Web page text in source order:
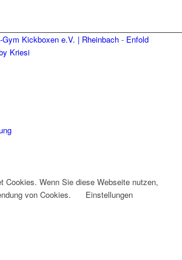
Gym Kickboxen e.V. | Rheinbach- Enfold
Kriesi
Cookies. Wenn Sie diese Webseite nutzen,
von Cookies.
Einstellungen